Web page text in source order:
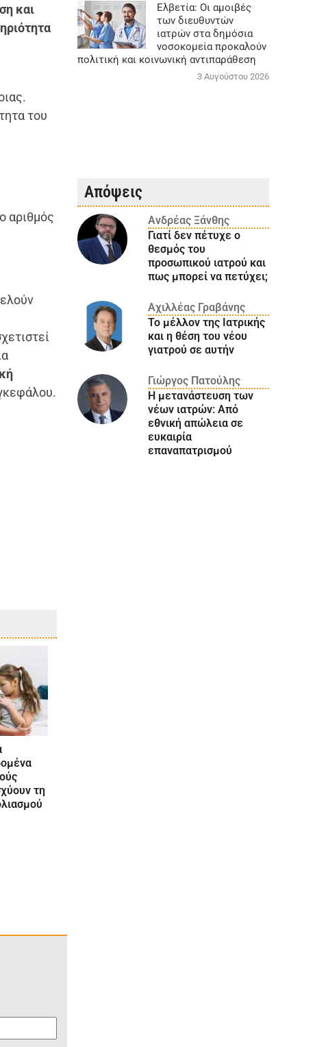
και
του
αριθμός
τη
Ελβετία: Οι αμοιβές
των διευθυντών
ιατρών στα δημόσια
νοσοκομεία προκαλούν
πολιτική και κοινωνική αντιπαράθεση
3 Αυγούστου 2026
Απόψεις
Ανδρέας Ξάνθης
Γιατί δεν πέτυχε ο
θεσμός του
προσωπικού ιατρού και
πως μπορεί να πετύχει;
Αχιλλέας Γραβάνης
Το μέλλον της Ιατρικής
και η θέση του νέου
γιατρού σε αυτήν
Γιώργος Πατούλης
Η μετανάστευση των
νέων ιατρών: Aπό
εθνική απώλεια σε
ευκαιρία
επαναπατρισμού